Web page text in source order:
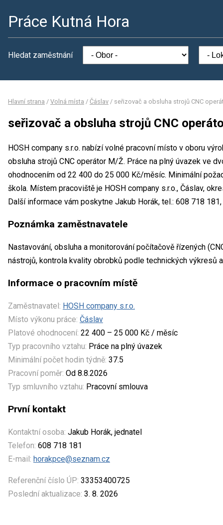
Práce Kutná Hora
Hledat zaměstnání
Hlavní strana / Volná místa / Čáslav / seřizovač a obsluha strojů CNC
seřizovač a obsluha strojů CNC
HOSH company s.r.o. nabízí volné pracovní místo v oboru
obsluha strojů CNC operátor M/Ž. Práce na plný úvazek ve
ohodnocením od 22 400 do 25 000 Kč/měsíc. Minimální
škola. Místem pracoviště je HOSH company s.r.o., Čáslav,
Další informace vám poskytne Jakub Horák, tel.: 608 718
Poznámka zaměstnavatele
Nastavování, obsluha a monitorování počítačově řízených
nástrojů, kontrola kvality obrobků podle technických výkresů
Informace o pracovním místě
Zaměstnavatel: HOSH company s.r.o.
Místo výkonu práce: Čáslav
Platové ohodnocení: 22 400 – 25 000 Kč / měsíc
Typ pracovního vztahu: Práce na plný úvazek
Minimální počet hodin týdně: 37.5
Pracovní poměr: Od 8.8.2026
Typ smluvního vztahu: Pracovní smlouva
První kontakt
Kontaktní osoba: Jakub Horák, jednatel
Telefon: 608 718 181
E-mail: horakpce@seznam.cz
Referenční číslo ÚP: 33353400725
Poslední aktualizace: 3. 8. 2026